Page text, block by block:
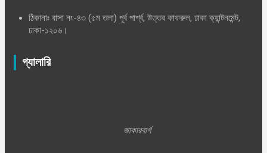
ঠিকানাঃ বাসা নং-৪৩ (৫ম তলা) পূর্ব পার্শ্ব, উত্তর কাফরুল, ঢাকা ক্যান্টনমেন্ট,
ঢাকা-১২০৬।
গ্যালারি
জাকারবার্গ